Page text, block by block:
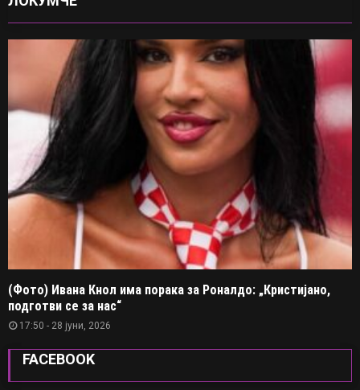
(Фото) Ивана Кнол има порака за Роналдо: „Кристијано,
подготви се за нас“
17:50 - 28 јуни, 2026
FACEBOOK